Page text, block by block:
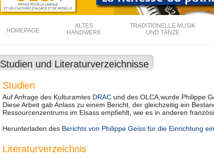
HOMEPAGE
ALTES
HANDWERK
TRADITIONELLE MUSIK
UND TÄNZE
Studien und Literaturverzeichnisse
Studien
Auf Anfrage des Kulturamtes DRACund des OLCA,wurde Philippe
Diese Arbeit gab Anlass zu einem Bericht, der gleichzeitig ein
Ressourcenzentrums im Elsass empfiehlt, wie es in anderen
Herunterladen des Berichts von Philippe Geiss für die Einrichtung
Literaturverzeichnis